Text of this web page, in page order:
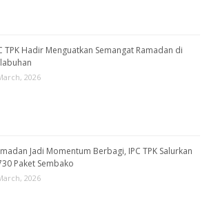
TPK Hadir Menguatkan Semangat Ramadan di
2026
Jadi Momentum Berbagi, IPC TPK Salurkan
Paket Sembako
2026